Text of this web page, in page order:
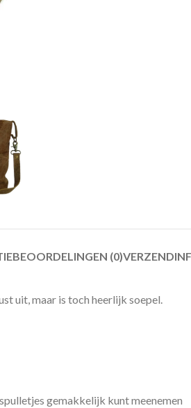
BEOORDELINGEN (0)
uit, maar is toch heerlijk soepel.
gemakkelijk kunt meenemen